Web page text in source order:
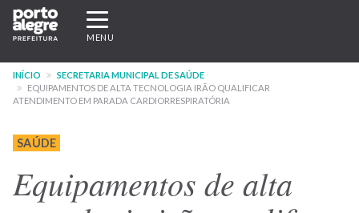
Pular
para
conteúdo
principal
Expandir/recolher
navegação
MENU
INÍCIO
SECRETARIA MUNICIPAL DE SAÚDE
EQUIPAMENTOS DE ALTA TECNOLOGIA IRÃO QUALIFICAR
ATENDIMENTO EM PARADA CARDIORRESPIRATÓRIA
SAÚDE
Equipamentos de alta